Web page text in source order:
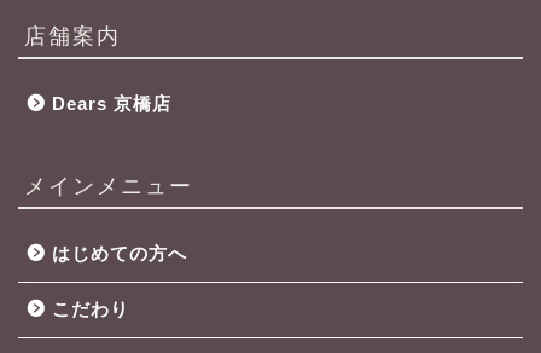
店舗案内
Dears 京橋店
メインメニュー
はじめての方へ
こだわり